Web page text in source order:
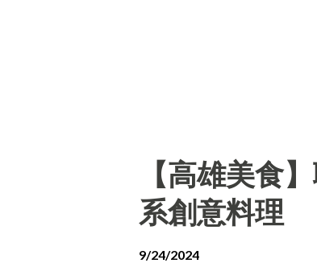
【高雄美食
系創意料理
9/24/2024